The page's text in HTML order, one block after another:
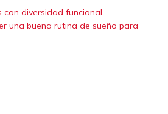
con diversidad funcional
una buena rutina de sueño para